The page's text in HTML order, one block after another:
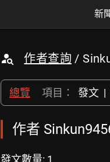
新
作者查詢 /
總覽 項目： 發文 |
作者
發文數量: 1